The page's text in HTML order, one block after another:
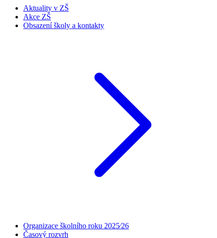
Aktuality v ZŠ
Akce ZŠ
Obsazení školy a kontakty
Organizace školního roku 2025⁄26
Časový rozvrh